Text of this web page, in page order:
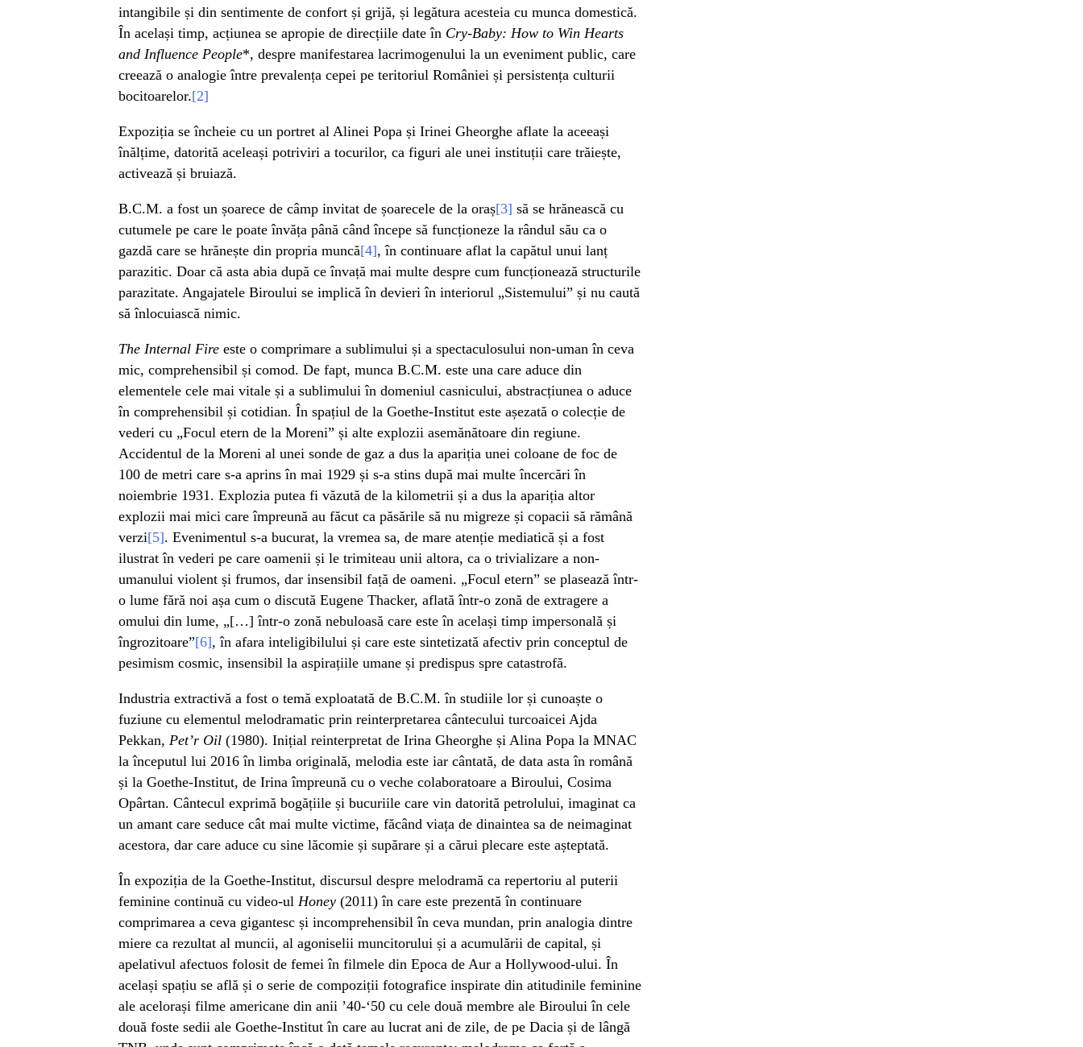
intangibile și din sentimente de confort și grijă, și legătura acesteia cu munca domestică.
În același timp, acțiunea se apropie de direcțiile date în Cry-Baby: How to Win Hearts
and Influence People*, despre manifestarea lacrimogenului la un eveniment public, care
creează o analogie între prevalența cepei pe teritoriul României și persistența culturii
bocitoarelor.[2]
Expoziția se încheie cu un portret al Alinei Popa și Irinei Gheorghe aflate la aceeași
înălțime, datorită aceleași potriviri a tocurilor, ca figuri ale unei instituții care trăiește,
activează și bruiază.
B.C.M. a fost un șoarece de câmp invitat de șoarecele de la oraș[3] să se hrănească cu
cutumele pe care le poate învăța până când începe să funcționeze la rândul său ca o
gazdă care se hrănește din propria muncă[4], în continuare aflat la capătul unui lanț
parazitic. Doar că asta abia după ce învață mai multe despre cum funcționează structurile
parazitate. Angajatele Biroului se implică în devieri în interiorul „Sistemului” și nu caută
să înlocuiască nimic.
The Internal Fire este o comprimare a sublimului și a spectaculosului non-uman în ceva
mic, comprehensibil și comod. De fapt, munca B.C.M. este una care aduce din
elementele cele mai vitale și a sublimului în domeniul casnicului, abstracțiunea o aduce
în comprehensibil și cotidian. În spațiul de la Goethe-Institut este așezată o colecție de
vederi cu „Focul etern de la Moreni” și alte explozii asemănătoare din regiune.
Accidentul de la Moreni al unei sonde de gaz a dus la apariția unei coloane de foc de
100 de metri care s-a aprins în mai 1929 și s-a stins după mai multe încercări în
noiembrie 1931. Explozia putea fi văzută de la kilometrii și a dus la apariția altor
explozii mai mici care împreună au făcut ca păsările să nu migreze și copacii să rămână
verzi[5]. Evenimentul s-a bucurat, la vremea sa, de mare atenție mediatică și a fost
ilustrat în vederi pe care oamenii și le trimiteau unii altora, ca o trivializare a non-
umanului violent și frumos, dar insensibil față de oameni. „Focul etern” se plasează într-
o lume fără noi așa cum o discută Eugene Thacker, aflată într-o zonă de extragere a
omului din lume, „[…] într-o zonă nebuloasă care este în același timp impersonală și
îngrozitoare”[6], în afara inteligibilului și care este sintetizată afectiv prin conceptul de
pesimism cosmic, insensibil la aspirațiile umane și predispus spre catastrofă.
Industria extractivă a fost o temă exploatată de B.C.M. în studiile lor și cunoaște o
fuziune cu elementul melodramatic prin reinterpretarea cântecului turcoaicei Ajda
Pekkan, Pet’r Oil (1980). Inițial reinterpretat de Irina Gheorghe și Alina Popa la MNAC
la începutul lui 2016 în limba originală, melodia este iar cântată, de data asta în română
și la Goethe-Institut, de Irina împreună cu o veche colaboratoare a Biroului, Cosima
Opârtan. Cântecul exprimă bogățiile și bucuriile care vin datorită petrolului, imaginat ca
un amant care seduce cât mai multe victime, făcând viața de dinaintea sa de neimaginat
acestora, dar care aduce cu sine lăcomie și supărare și a cărui plecare este așteptată.
În expoziția de la Goethe-Institut, discursul despre melodramă ca repertoriu al puterii
feminine continuă cu video-ul Honey (2011) în care este prezentă în continuare
comprimarea a ceva gigantesc și incomprehensibil în ceva mundan, prin analogia dintre
miere ca rezultat al muncii, al agoniselii muncitorului și a acumulării de capital, și
apelativul afectuos folosit de femei în filmele din Epoca de Aur a Hollywood-ului. În
același spațiu se află și o serie de compoziții fotografice inspirate din atitudinile feminine
ale acelorași filme americane din anii ’40-‘50 cu cele două membre ale Biroului în cele
două foste sedii ale Goethe-Institut în care au lucrat ani de zile, de pe Dacia și de lângă